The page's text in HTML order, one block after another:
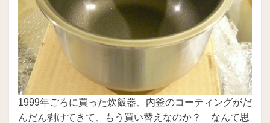
1999年ごろに買った炊飯器、内釜のコーティングがだ
んだん剥けてきて、もう買い替えなのか？ なんて思